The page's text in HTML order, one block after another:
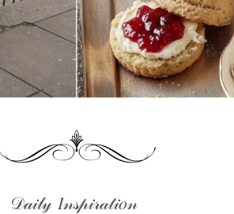
𝒟𝒶𝒾𝓁𝓎 𝐼𝓃𝓈𝓅𝒾𝓇𝒶𝓉𝒾𝑜𝓃